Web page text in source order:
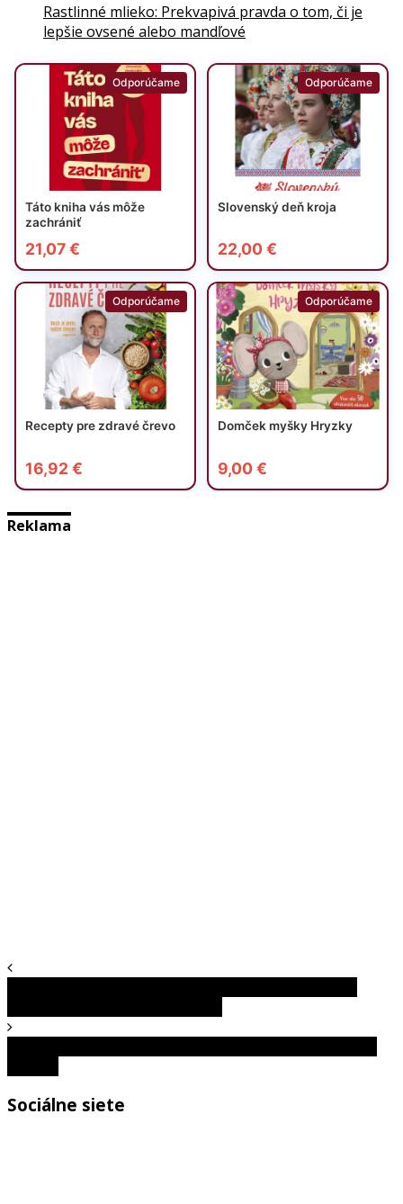
Rastlinné mlieko: Prekvapivá pravda o tom, či je
lepšie ovsené alebo mandľové
Reklama
Sociálne siete